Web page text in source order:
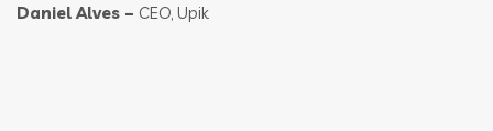
Daniel Alves – CEO, Upik